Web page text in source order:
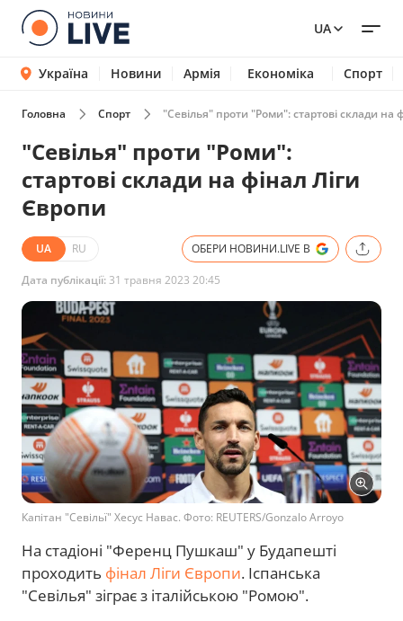
UA
Україна Новини Армія Економіка Спорт
Головна Спорт "Севілья" проти "Роми": стартові склади на
"Севілья" проти "Роми":
стартові склади на фінал Ліги
Європи
UA RU ОБЕРИ НОВИНИ.LIVE В
Дата публікації: 31 травня 2023 20:45
Капітан "Севільї" Хесус Навас. Фото: REUTERS/Gonzalo Arroyo
На стадіоні "Ференц Пушкаш" у Будапешті
проходить фінал Ліги Європи. Іспанська
"Севілья" зіграє з італійською "Ромою".